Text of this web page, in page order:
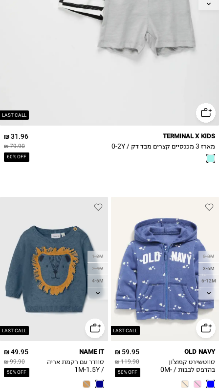
LAST CALL
12-18M
31.96 ₪
79.90 ₪
60% OFF
TERMINAL X KIDS
מארז 3 מכנסיים קצרים מבד דק / 0-2Y
LAST CALL
0-3M
3-6M
6-12M
12-18M
18-24M
59.95 ₪
119.90 ₪
50% OFF
OLD NAVY
סווטשירט קפוצ'ון
בהדפס לבבות / 0M-
LAST CALL
1-2M
2-4M
4-6M
6-9M
49.95 ₪
99.90 ₪
50% OFF
NAME IT
סוודר עם רקמת אריה
/ 1M-1.5Y